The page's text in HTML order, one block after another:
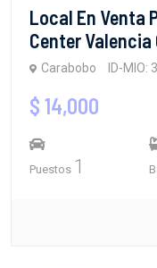
Local En Venta
Center Valencia
Carabobo ID-MIO:
$ 14,000
Puestos 1